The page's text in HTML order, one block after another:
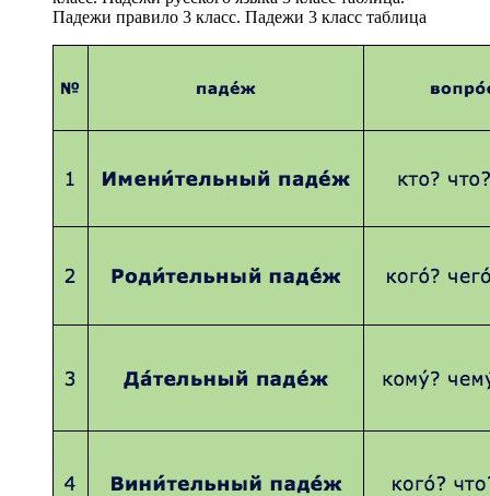
Падежи правило 3 класс. Падежи 3 класс таблица